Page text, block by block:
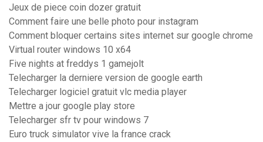
Jeux de piece coin dozer gratuit
Comment faire une belle photo pour instagram
Comment bloquer certains sites internet sur google chrome
Virtual router windows 10 x64
Five nights at freddys 1 gamejolt
Telecharger la derniere version de google earth
Telecharger logiciel gratuit vlc media player
Mettre a jour google play store
Telecharger sfr tv pour windows 7
Euro truck simulator vive la france crack